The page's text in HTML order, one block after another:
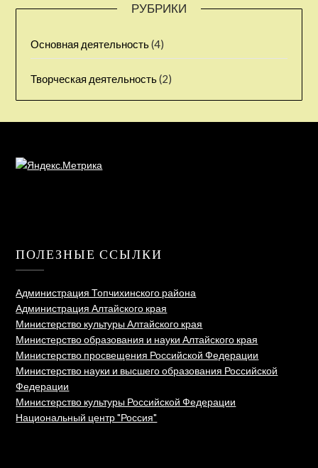
РУБРИКИ
Основная деятельность(4)
Творческая деятельность(2)
ПОЛЕЗНЫЕ ССЫЛКИ
Администрация Топчихинского района
Администрация Алтайского края
Министерство культуры Алтайского края
Министерство образования и науки Алтайского края
Министерство просвещения Российской Федерации
Министерство науки и высшего образования Российской
Федерации
Министерство культуры Российской Федерации
Национальный центр "Россия"